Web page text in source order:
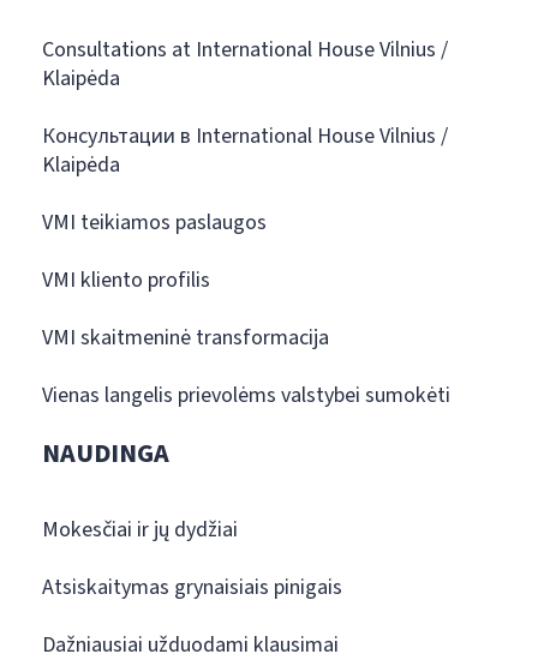
Consultations at International House Vilnius /
Klaipėda
Консультации в International House Vilnius /
Klaipėda
VMI teikiamos paslaugos
VMI kliento profilis
VMI skaitmeninė transformacija
Vienas langelis prievolėms valstybei sumokėti
NAUDINGA
Mokesčiai ir jų dydžiai
Atsiskaitymas grynaisiais pinigais
Dažniausiai užduodami klausimai